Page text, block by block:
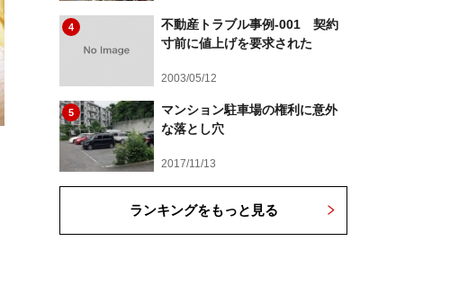
4
不動産トラブル事例-001 契約
寸前に値上げを要求された
2003/05/12
5
マンション駐車場の権利に意外
な落とし穴
2017/11/13
ランキングをもっと見る